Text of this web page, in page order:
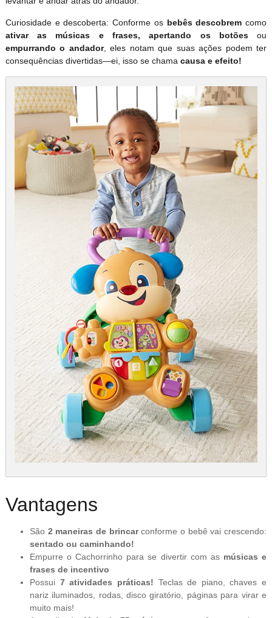
Curiosidade e descoberta: Conforme os bebês descobrem como
ativar as músicas e frases,
apertando os botõesou
empurrando o andador, eles notam que suas ações podem ter
consequências divertidas—ei, isso se chama causa e efeito!
Vantagens
São 2 maneiras de brincarconforme o bebê vai crescendo:
sentado ou caminhando!
Empurre o Cachorrinho para se divertir com asmúsicas e
frases de incentivo
Possui 7 atividades práticas! Teclas de piano, chaves e
nariz iluminados, rodas, disco giratório, páginas para virar e
muito mais!